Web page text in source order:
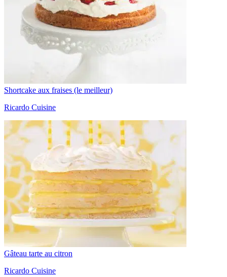
Shortcake aux fraises (le meilleur)
Ricardo Cuisine
Gâteau tarte au citron
Ricardo Cuisine